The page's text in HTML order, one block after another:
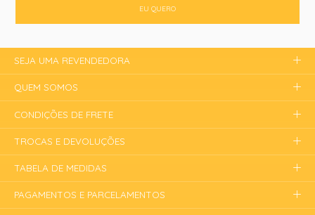
EU QUERO
SEJA UMA REVENDEDORA
QUEM SOMOS
CONDIÇÕES DE FRETE
TROCAS E DEVOLUÇÕES
TABELA DE MEDIDAS
PAGAMENTOS E PARCELAMENTOS